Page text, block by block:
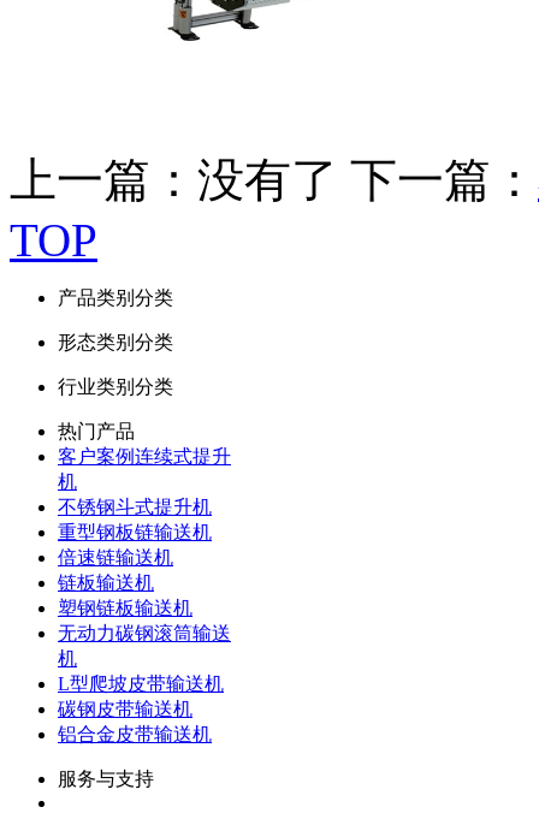
上一篇：没有了 下一篇：
TOP
产品类别分类
形态类别分类
行业类别分类
热门产品
客户案例连续式提升
机
不锈钢斗式提升机
重型钢板链输送机
倍速链输送机
链板输送机
塑钢链板输送机
无动力碳钢滚筒输送
机
L型爬坡皮带输送机
碳钢皮带输送机
铝合金皮带输送机
服务与支持